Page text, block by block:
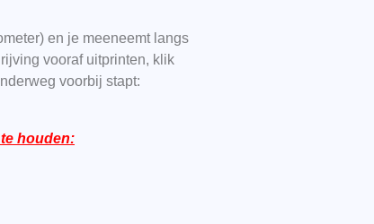
en je meeneemt langs
vooraf uitprinten, klik
voorbij stapt:
houden: